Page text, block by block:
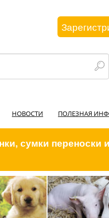
НОВОСТИ ПОЛЕЗНАЯ
сумки переноски